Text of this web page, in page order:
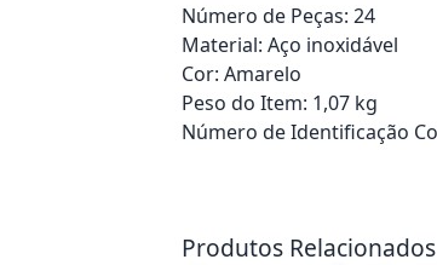
Número de Peças: 24
Material: Aço inoxidável
Cor: Amarelo
Peso do Item: 1,07 kg
Número de Identificação
Produtos Relacionados
Adicionar ao carrinho